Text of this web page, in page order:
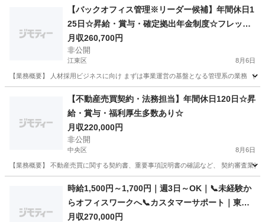
【バックオフィス管理※リーダー候補】年間休日1
25日☆昇給・賞与・確定拠出年金制度☆フレック
スタイム制
月収260,700円
非公開
江東区 8月6日
【業務概要】 人材採用ビジネスに向け まずは事業運営の基盤となる管理系の業務 （
その他 業務
【不動産売買契約・法務担当】年間休日120日☆昇
給・賞与・福利厚生多数あり☆
月収220,000円
非公開
中央区 8月6日
【業務概要】 不動産売買に関する契約書、重要事項説明書の確認など、 契約審査
法務 業務
時給1,500円～1,700円｜週3日～OK｜📞未経験か
らオフィスワークへ📞カスタマーサポート｜東京
都内【Ow01】
月収270,000円